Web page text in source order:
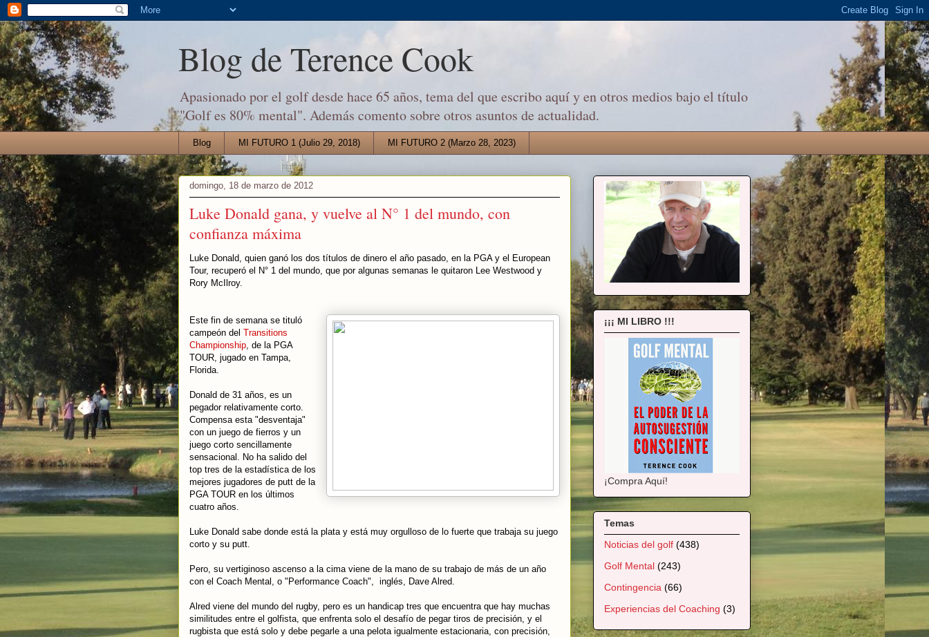
Blog de Terence Cook
Apasionado por el golf desde hace 65 años, tema del que escribo aquí y en otros medios bajo el título
"Golf es 80% mental". Además comento sobre otros asuntos de actualidad.
Blog MI FUTURO 1 (Julio 29, 2018) MI FUTURO 2 (Marzo 28, 2023)
domingo, 18 de marzo de 2012
Luke Donald gana, y vuelve al N° 1 del mundo, con
confianza máxima
Luke Donald, quien ganó los dos títulos de dinero el año pasado, en la PGA y el European
Tour, recuperó el N° 1 del mundo, que por algunas semanas le quitaron Lee Westwood y
Rory McIlroy.
Este fin de semana se tituló
campeón del Transitions
Championship , de la PGA
TOUR, jugado en Tampa,
Florida.
Donald de 31 años, es un
pegador relativamente corto.
Compensa esta "desventaja"
con un juego de fierros y un
juego corto sencillamente
sensacional. No ha salido del
top tres de la estadística de los
mejores jugadores de putt de la
PGA TOUR en los últimos
cuatro años.
Luke Donald sabe donde está la plata y está muy orgulloso de lo fuerte que trabaja su juego
corto y su putt.
Pero, su vertiginoso ascenso a la cima viene de la mano de su trabajo de más de un año
con el Coach Mental, o "Performance Coach", inglés, Dave Alred.
Alred viene del mundo del rugby, pero es un handicap tres que encuentra que hay muchas
similitudes entre el golfista, que enfrenta solo el desafío de pegar tiros de precisión, y el
rugbista que está solo y debe pegarle a una pelota igualmente estacionaria, con precisión,
¡¡¡ MI LIBRO !!!
¡Compra Aquí!
Temas
Noticias del golf (438)
Golf Mental (243)
Contingencia (66)
Experiencias del Coaching (3)